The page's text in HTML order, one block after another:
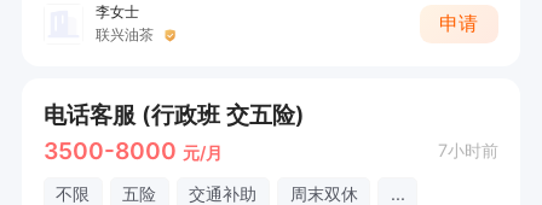
李女士
联兴油茶
申请
电话客服 (行政班 交五险)
3500-8000 元/月 7小时前
不限 五险 交通补助 周末双休 ...